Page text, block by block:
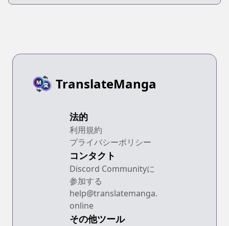
TranslateManga
法的
利用規約
プライバシーポリシー
コンタクト
Discord Communityに
参加する
help@translatemanga.
online
その他ツール